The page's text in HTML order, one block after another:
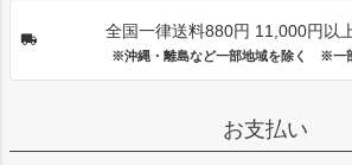
全国一律送料880円 11,000円以
※沖縄・離島など一部地域を除く ※一
お支払い